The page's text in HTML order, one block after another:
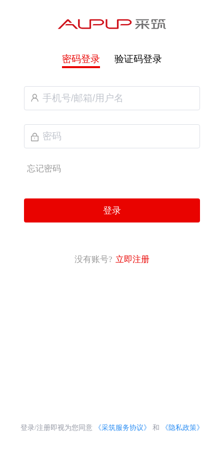
密码登录 验证码登录
忘记密码
登录
没有账号? 立即注册
登录/注册即视为您同意 《采筑服务协议》 和 《隐私政策》